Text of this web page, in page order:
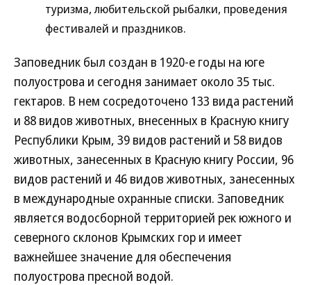
туризма, любительской рыбалки, проведения
фестивалей и праздников.
Заповедник был создан в 1920-е годы на юге
полуострова и сегодня занимает около 35 тыс.
гектаров. В нем сосредоточено 133 вида растений
и 88 видов животных, внесенных в Красную книгу
Республики Крым, 39 видов растений и 58 видов
животных, занесенных в Красную книгу России, 96
видов растений и 46 видов животных, занесенных
в международные охранные списки. Заповедник
является водосборной территорией рек южного и
северного склонов Крымских гор и имеет
важнейшее значение для обеспечения
полуострова пресной водой.